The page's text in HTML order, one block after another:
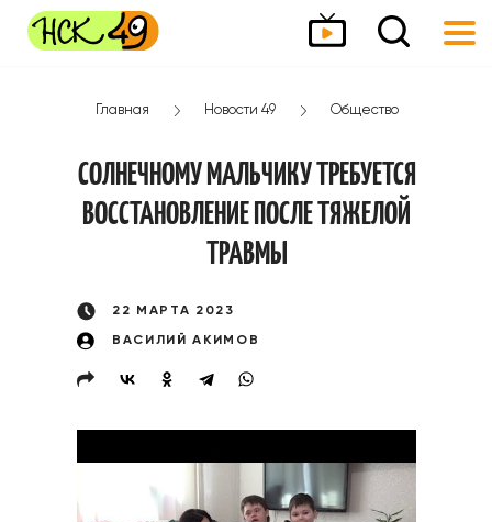
Главная Новости 49 Общество
СОЛНЕЧНОМУ МАЛЬЧИКУ ТРЕБУЕТСЯ
ВОССТАНОВЛЕНИЕ ПОСЛЕ ТЯЖЕЛОЙ
ТРАВМЫ
22 МАРТА 2023
ВАСИЛИЙ АКИМОВ